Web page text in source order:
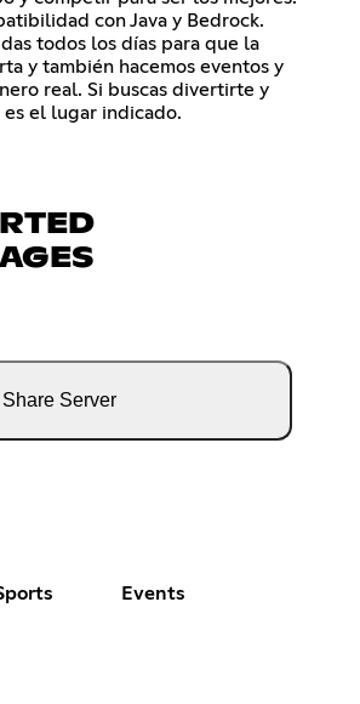
con Java y Bedrock.
todos los días para que la
y también hacemos eventos y
real. Si buscas divertirte y
el lugar indicado.
Share Server
Events